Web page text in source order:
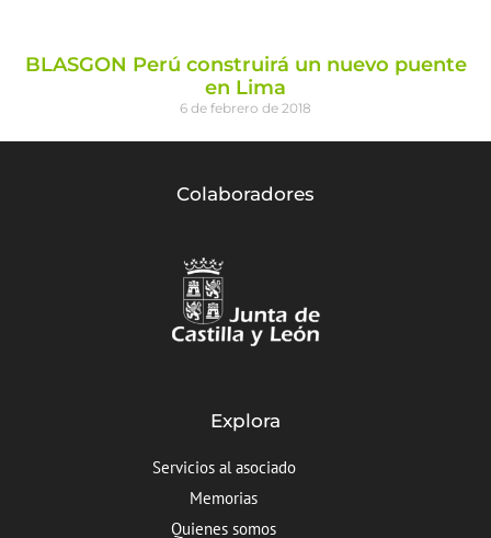
BLASGON Perú construirá un nuevo puente
en Lima
6 de febrero de 2018
Colaboradores
Explora
Servicios al asociado
Memorias
Quienes somos